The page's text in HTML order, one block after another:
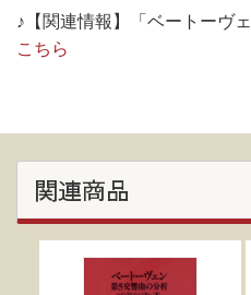
♪【関連情報】「ベートーヴ
こちら
関連商品